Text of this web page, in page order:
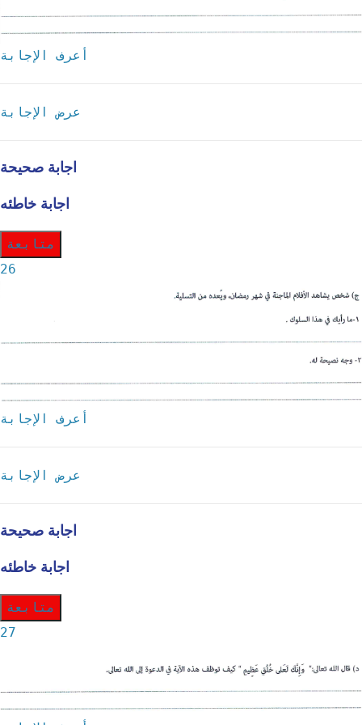
أعرف الإجابة
عرض الإجابة
اجابة صحيحة
اجابة خاطئه
متابعة
26
أعرف الإجابة
عرض الإجابة
اجابة صحيحة
اجابة خاطئه
متابعة
27